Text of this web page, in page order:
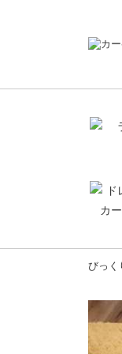
びっく